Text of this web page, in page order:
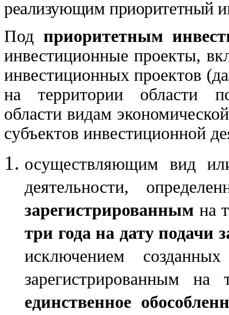
реализующим приоритетный
Под приоритетным
инвестиционные проекты,
инвестиционных проектов
на территории области
области видам
субъектов инвестиционной
осуществляющим вид
деятельности,
зарегистрированным на
три года на дату подачи
исключением
зарегистрированным
единственное